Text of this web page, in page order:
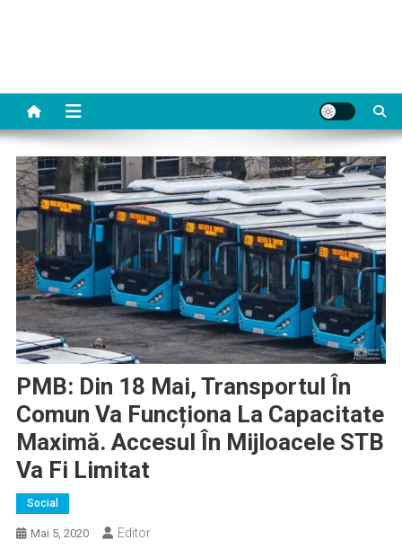
PMB: Din 18 Mai, Transportul În
Comun Va Funcționa La Capacitate
Maximă. Accesul În Mijloacele STB
Va Fi Limitat
Social
Mai 5, 2020 Editor